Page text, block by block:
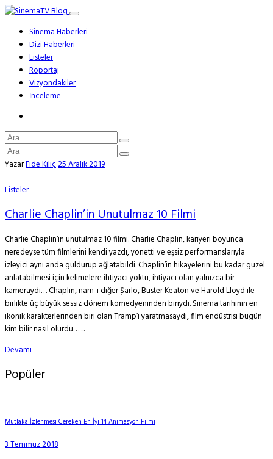
Sinema Haberleri
Dizi Haberleri
Listeler
Röportaj
Vizyondakiler
İnceleme
YazarFide Kılıç25 Aralık 2019
Listeler
Charlie Chaplin’in Unutulmaz 10 Filmi
Charlie Chaplin’in unutulmaz 10 filmi. Charlie Chaplin, kariyeri boyunca
neredeyse tüm filmlerini kendi yazdı, yönetti ve eşsiz performanslarıyla
izleyici aynı anda güldürüp ağlatabildi. Chaplin’in hikayelerini bu kadar güzel
anlatabilmesi için kelimelere ihtiyacı yoktu, ihtiyacı olan yalnızca bir
kameraydı… Chaplin, nam-ı diğer Şarlo, Buster Keaton ve Harold Lloyd ile
birlikte üç büyük sessiz dönem komedyeninden biriydi. Sinema tarihinin en
ikonik karakterlerinden biri olan Tramp’ı yaratmasaydı, film endüstrisi bugün
kim bilir nasıl olurdu… ...
Devamı
Popüler
Mutlaka İzlenmesi Gereken En İyi 14 Animasyon Filmi
3 Temmuz 2018